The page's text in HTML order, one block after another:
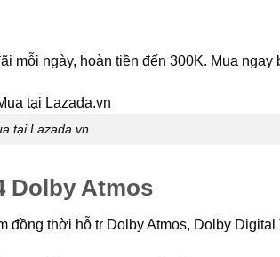
mỗi ngày, hoàn tiền đến 300K. Mua ngay
tại Lazada.vn
Dolby Atmos
đồng thời hỗ tr Dolby Atmos, Dolby